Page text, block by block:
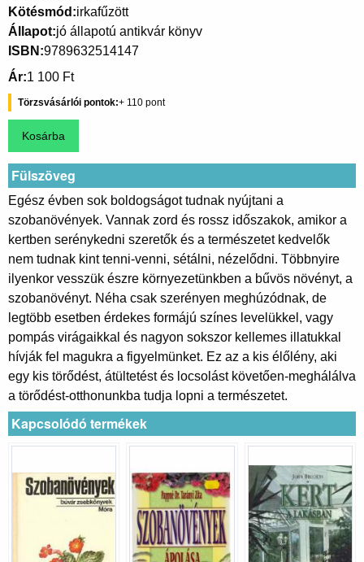
Kötésmód irkafűzött
Állapot jó állapotú antikvár könyv
ISBN 9789632514147
Ár 1 100 Ft
Törzsvásárlói pontok 110
Fülszöveg
Egész évben sok boldogságot tudnak nyújtani a
szobanövények. Vannak zord és rossz időszakok, amikor a
kertben serénykedni szeretők és a természetet kedvelők
nem tudnak kint tenni-venni, sétálni, nézelődni. Többnyire
ilyenkor vesszük észre környezetünkben a bűvös növényt, a
szobanövényt. Néha csak szerényen meghúzódnak, de
legtöbb esetben érdekes formájú színes levelükkel, vagy
pompás virágaikkal és nagyon sokszor kellemes illatukkal
hívják fel magukra a figyelmünket. Ez az a kis élőlény, aki
egy kis törődést, átültetést és locsolást követően-meghálálva
a törődést-otthonunkba tudja lopni a természetet.
Kapcsolódó termékek